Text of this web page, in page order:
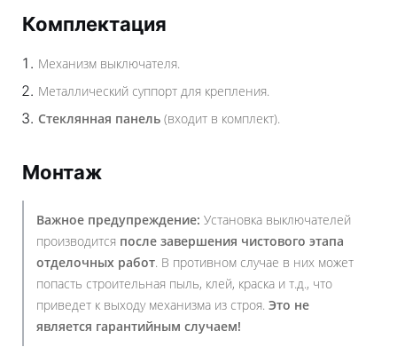
Комплектация
Механизм выключателя.
Металлический суппорт для крепления.
Стеклянная панель (входит в комплект).
Монтаж
Важное предупреждение: Установка выключателей
производится после завершения чистового этапа
отделочных работ. В противном случае в них может
попасть строительная пыль, клей, краска и т.д., что
приведет к выходу механизма из строя. Это не
является гарантийным случаем!